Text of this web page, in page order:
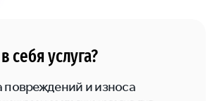
себя услуга?
повреждений и износа